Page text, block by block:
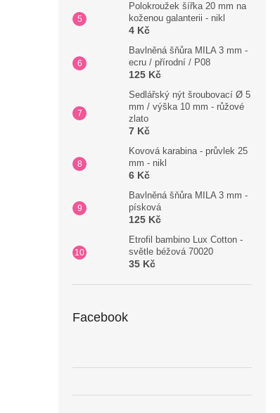
Polokroužek šířka 20 mm na
koženou galanterii - nikl
4 Kč
Bavlněná šňůra MILA 3 mm -
ecru / přírodní / P08
125 Kč
Sedlářský nýt šroubovací Ø 5
mm / výška 10 mm - růžové
zlato
7 Kč
Kovová karabina - průvlek 25
mm - nikl
6 Kč
Bavlněná šňůra MILA 3 mm -
písková
125 Kč
Etrofil bambino Lux Cotton -
světle béžová 70020
35 Kč
Facebook